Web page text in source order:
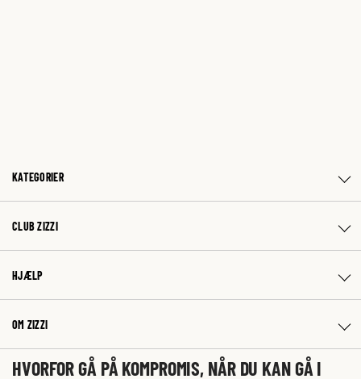
KATEGORIER
CLUB ZIZZI
HJÆLP
OM ZIZZI
HVORFOR GÅ PÅ KOMPROMIS, NÅR DU KAN GÅ I